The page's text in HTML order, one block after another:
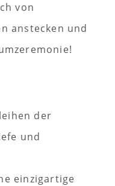
von
anstecken und
der
und
einzigartige